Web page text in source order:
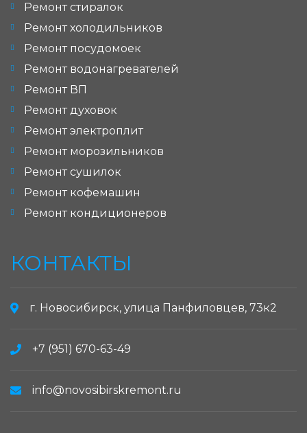
Ремонт стиралок
Ремонт холодильников
Ремонт посудомоек
Ремонт водонагревателей
Ремонт ВП
Ремонт духовок
Ремонт электроплит
Ремонт морозильников
Ремонт сушилок
Ремонт кофемашин
Ремонт кондиционеров
КОНТАКТЫ
г. Новосибирск, улица Панфиловцев, 73к2
+7 (951) 670-63-49
info@novosibirskremont.ru